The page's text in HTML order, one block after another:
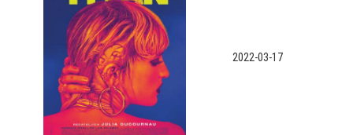
2022-03-17